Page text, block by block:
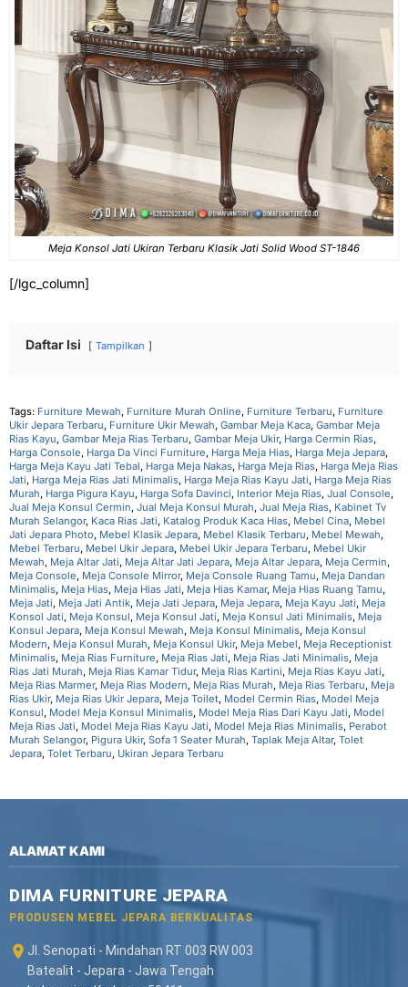
Meja Konsol Jati Ukiran Terbaru Klasik Jati Solid Wood ST-1846
[/lgc_column]
Daftar Isi Tampilkan
Tags: Furniture Mewah, Furniture Murah Online, Furniture Terbaru, Furniture
Ukir Jepara Terbaru, Furniture Ukir Mewah, Gambar Meja Kaca, Gambar Meja
Rias Kayu, Gambar Meja Rias Terbaru, Gambar Meja Ukir, Harga Cermin Rias,
Harga Console, Harga Da Vinci Furniture, Harga Meja Hias, Harga Meja Jepara,
Harga Meja Kayu Jati Tebal, Harga Meja Nakas, Harga Meja Rias, Harga Meja Rias
Jati, Harga Meja Rias Jati Minimalis, Harga Meja Rias Kayu Jati, Harga Meja Rias
Murah, Harga Pigura Kayu, Harga Sofa Davinci, Interior Meja Rias, Jual Console,
Jual Meja Konsul Cermin, Jual Meja Konsul Murah, Jual Meja Rias, Kabinet Tv
Murah Selangor, Kaca Rias Jati, Katalog Produk Kaca Hias, Mebel Cina, Mebel
Jati Jepara Photo, Mebel Klasik Jepara, Mebel Klasik Terbaru, Mebel Mewah,
Mebel Terbaru, Mebel Ukir Jepara, Mebel Ukir Jepara Terbaru, Mebel Ukir
Mewah, Meja Altar Jati, Meja Altar Jati Jepara, Meja Altar Jepara, Meja Cermin,
Meja Console, Meja Console Mirror, Meja Console Ruang Tamu, Meja Dandan
Minimalis, Meja Hias, Meja Hias Jati, Meja Hias Kamar, Meja Hias Ruang Tamu,
Meja Jati, Meja Jati Antik, Meja Jati Jepara, Meja Jepara, Meja Kayu Jati, Meja
Konsol Jati, Meja Konsul, Meja Konsul Jati, Meja Konsul Jati Minimalis, Meja
Konsul Jepara, Meja Konsul Mewah, Meja Konsul Minimalis, Meja Konsul
Modern, Meja Konsul Murah, Meja Konsul Ukir, Meja Mebel, Meja Receptionist
Minimalis, Meja Rias Furniture, Meja Rias Jati, Meja Rias Jati Minimalis, Meja
Rias Jati Murah, Meja Rias Kamar Tidur, Meja Rias Kartini, Meja Rias Kayu Jati,
Meja Rias Marmer, Meja Rias Modern, Meja Rias Murah, Meja Rias Terbaru, Meja
Rias Ukir, Meja Rias Ukir Jepara, Meja Toilet, Model Cermin Rias, Model Meja
Konsul, Model Meja Konsul Minimalis, Model Meja Rias Dari Kayu Jati, Model
Meja Rias Jati, Model Meja Rias Kayu Jati, Model Meja Rias Minimalis, Perabot
Murah Selangor, Pigura Ukir, Sofa 1 Seater Murah, Taplak Meja Altar, Tolet
Jepara, Tolet Terbaru, Ukiran Jepara Terbaru
ALAMAT KAMI
DIMA FURNITURE JEPARA
PRODUSEN MEBEL JEPARA BERKUALITAS
Jl. Senopati - Mindahan RT 003 RW 003
Batealit - Jepara - Jawa Tengah